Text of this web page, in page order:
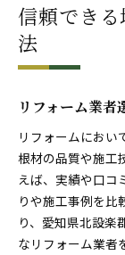
信頼でき
法
リフォーム業者
リフォームにおい
根材の品質や施工
えば、実績や口コ
りや施工事例を比
り、愛知県北設楽
なリフォーム業者